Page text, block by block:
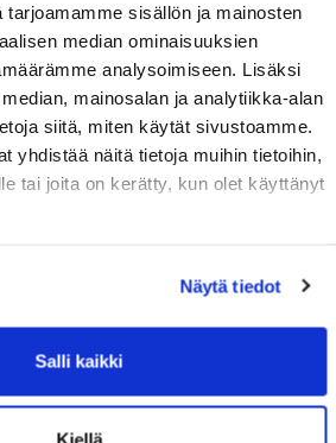
tarjoamamme sisällön ja mainosten
median ominaisuuksien
analysoimiseen. Lisäksi
mainosalan ja analytiikka-alan
siitä, miten käytät sivustoamme.
yhdistää näitä tietoja muihin tietoihin,
tai joita on kerätty, kun olet käyttänyt
Näytä tiedot
Salli kaikki
Kiellä